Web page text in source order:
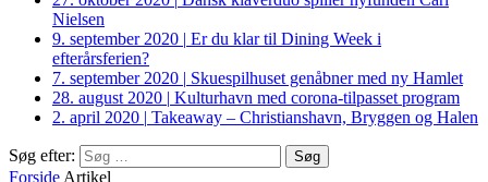
Nielsen
9. september 2020 | Er du klar til Dining Week i
efterårsferien?
7. september 2020 | Skuespilhuset genåbner med ny Hamlet
28. august 2020 | Kulturhavn med corona-tilpasset program
2. april 2020 | Takeaway – Christianshavn, Bryggen og Halen
Søg efter:
Forside Artikel